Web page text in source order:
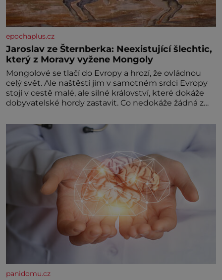
epochaplus.cz
Jaroslav ze Šternberka: Neexistující šlechtic,
který z Moravy vyžene Mongoly
Mongolové se tlačí do Evropy a hrozí, že ovládnou
celý svět. Ale naštěstí jim v samotném srdci Evropy
stojí v cestě malé, ale silné království, které dokáže
dobyvatelské hordy zastavit. Co nedokáže žádná z
král. Nebo že by ne? Mongolové od roku 1223
postupují podél Kaspického a Azovského moře,
panidomu.cz